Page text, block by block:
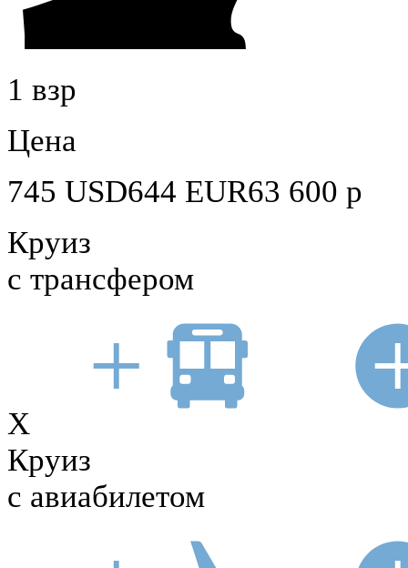
1 взр
Цена
745 USD644 EUR63 600 р
Круиз
с трансфером
X
Круиз
с авиабилетом